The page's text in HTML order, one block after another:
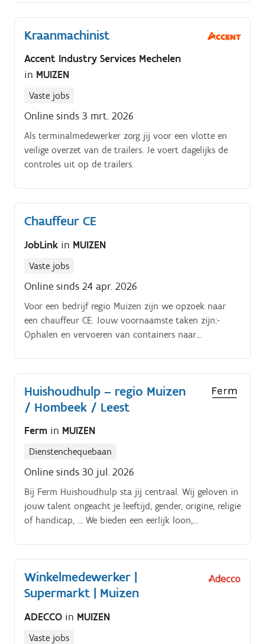
externe partnersduidelijk en professioneel
communiceren met klanten, collega’s en
hulpdienstenregistreren van gebeurtenissen en zorgen
bijdragen aan een veilige omgeving voor klanten
Kraanmachinist
Accent Industry Services Mechelen
in MUIZEN
Vaste jobs
Online sinds 3 mrt. 2026
Als terminalmedewerker zorg jij voor een vlotte en
veilige overzet van de trailers. Je voert dagelijks de
controles uit op de trailers.
Chauffeur CE
JobLink in MUIZEN
Vaste jobs
Online sinds 24 apr. 2026
Voor een bedrijf regio Muizen zijn we opzoek naar
een chauffeur CE. Jouw voornaamste taken zijn:-
Ophalen en vervoeren van containers naar
containers op locatie;- Correct invullen en opvolgen
van transportdocumenten.
Huishoudhulp – regio Muizen
/ Hombeek / Leest
Ferm in MUIZEN
Dienstenchequebaan
Online sinds 30 jul. 2026
Bij Ferm Huishoudhulp sta jij centraal. Wij geloven in
jouw talent ongeacht je leeftijd, gender, origine, religie
of handicap, … We bieden een eerlijk loon,
inzet van onze fantastische medewerkers brengen we
huishoudens op orde.
Winkelmedewerker |
Supermarkt | Muizen
ADECCO in MUIZEN
Vaste jobs